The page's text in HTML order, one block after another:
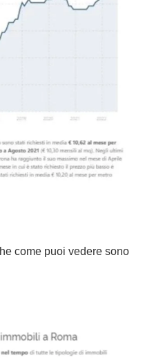
come puoi vedere sono